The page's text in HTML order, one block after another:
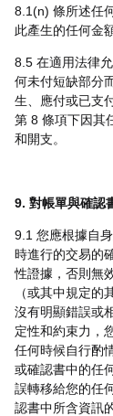
8.1(n) 條所述任
此產生的任何金額
8.5 在適用法律
何未付短缺部分
生、應付或已支
第 8 條項下因其
和開支。
9. 對帳單與確認
9.1 您應根據自
時進行的交易的
性證據，否則無
（或其中規定
沒有明顯錯誤或
定性和約束力，
任何時候自行酌
或確認書中的任
誤轉移給您的任
認書中所含資訊